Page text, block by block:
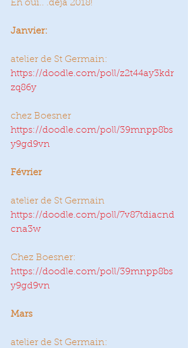
Eh oui.. .déjà 2018!
Janvier:
atelier de St Germain:
https://doodle.com/poll/z2t44ay3kdr
zq86y
chez Boesner
https://doodle.com/poll/39mnpp8bs
y9gd9vn
Février
atelier de St Germain
https://doodle.com/poll/7v87tdiacnd
cna3w
Chez Boesner:
https://doodle.com/poll/39mnpp8bs
y9gd9vn
Mars
atelier de St Germain: